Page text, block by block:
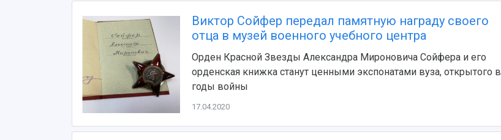
Виктор Сойфер передал памятную награду своего
отца в музей военного учебного центра
Орден Красной Звезды Александра Мироновича Сойфера и его
орденская книжка станут ценными экспонатами вуза, открытого в
годы войны
17.04.2020